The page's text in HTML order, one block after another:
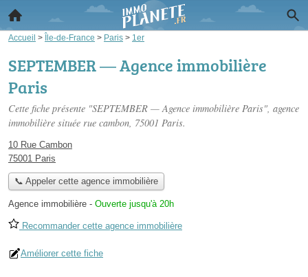
Accueil > Île-de-France > Paris > 1er
SEPTEMBER — Agence immobilière
Paris
Cette fiche présente "SEPTEMBER — Agence immobilière Paris", agence
immobilière située rue cambon, 75001 Paris.
10 Rue Cambon
75001 Paris
📞 Appeler cette agence immobilière
Agence immobilière - Ouverte jusqu'à 20h
Recommander cette agence immobilière
Améliorer cette fiche